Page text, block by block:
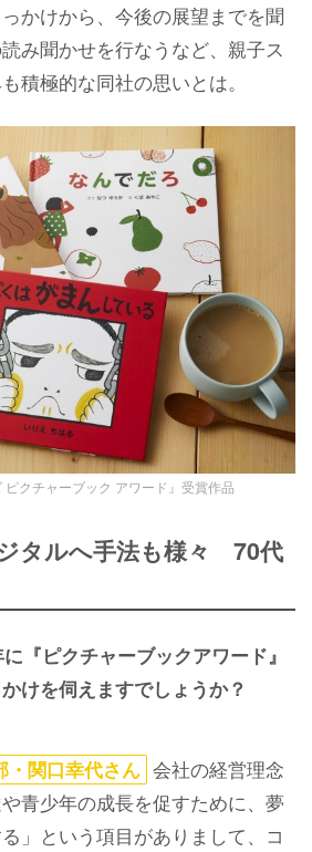
かけから、今後の展望までを聞
み聞かせを行なうなど、親子ス
積極的な同社の思いとは。
ピクチャーブック アワード』受賞作品
タルへ手法も様々 70代
『ピクチャーブックアワード』
けを伺えますでしょうか？
・関口幸代さん 会社の経営理念
青少年の成長を促すために、夢
という項目がありまして、コ